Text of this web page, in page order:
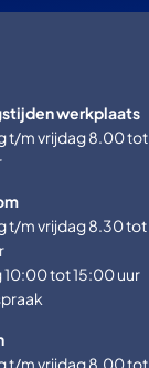
werkplaats
t/m vrijdag 8.00 tot
t/m vrijdag 8.30 tot
tot 15:00 uur
t/m vrijdag 8.00 tot